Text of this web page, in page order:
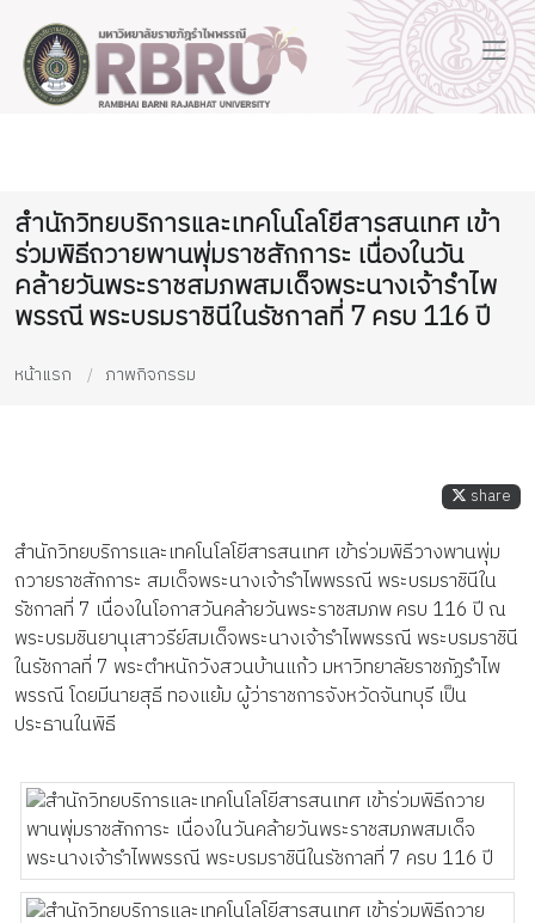
สำนักวิทยบริการและเทคโนโลโยีสารสนเทศ เข้า
ร่วมพิธีถวายพานพุ่มราชสักการะ เนื่องในวัน
คล้ายวันพระราชสมภพสมเด็จพระนางเจ้ารำไพ
พรรณี พระบรมราชินีในรัชกาลที่ 7 ครบ 116 ปี
หน้าแรก ภาพกิจกรรม
share
สำนักวิทยบริการและเทคโนโลโยีสารสนเทศ เข้าร่วมพิธีวางพานพุ่ม
ถวายราชสักการะ สมเด็จพระนางเจ้ารำไพพรรณี พระบรมราชินีใน
รัชกาลที่ 7 เนื่องในโอกาสวันคล้ายวันพระราชสมภพ ครบ 116 ปี ณ
พระบรมชินยานุเสาวรีย์สมเด็จพระนางเจ้ารำไพพรรณี พระบรมราชินี
ในรัชกาลที่ 7 พระตำหนักวังสวนบ้านแก้ว มหาวิทยาลัยราชภัฏรำไพ
พรรณี โดยมีนายสุธี ทองแย้ม ผู้ว่าราชการจังหวัดจันทบุรี เป็น
ประธานในพิธี